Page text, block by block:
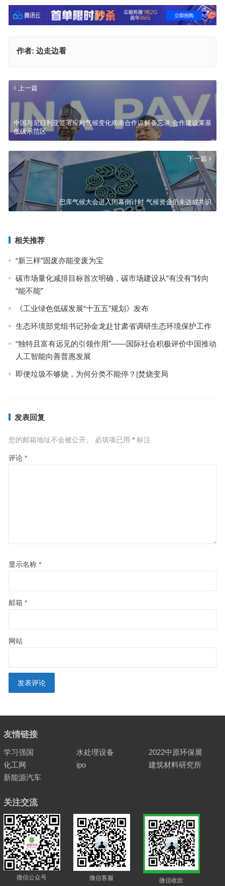
作者: 边走边看
上一篇
中国与尼日利亚签署应对气候变化南南合作谅解备忘录 合作建设莱基
低碳示范区
下一篇
巴库气候大会进入闭幕倒计时 气候资金仍未达成共识
相关推荐
“新三样”固废亦能变废为宝
碳市场量化减排目标首次明确，碳市场建设从“有没有”转向
“能不能”
《工业绿色低碳发展“十五五”规划》发布
生态环境部党组书记孙金龙赴甘肃省调研生态环境保护工作
“独特且富有远见的引领作用”——国际社会积极评价中国推动
人工智能向善普惠发展
即便垃圾不够烧，为何分类不能停？|焚烧变局
发表回复
您的邮箱地址不会被公开。 必填项已用 *标注
评论 *
显示名称 *
邮箱 *
网站
友情链接
学习强国 水处理设备
2022中原环保展
化工网
ipo
建筑材料研究所
新能源汽车
关注交流
微信公众号 微信客服 微信收款